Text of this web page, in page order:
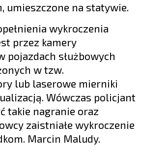
umieszczone na statywie.
wykroczenia
przez kamery
pojazdach służbowych
w tzw.
lub laserowe mierniki
Wówczas policjant
takie nagranie oraz
zaistniałe wykroczenie
Marcin Maludy.